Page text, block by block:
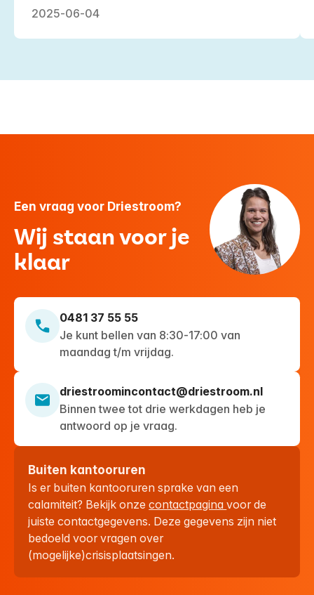
2025-06-04
Een vraag voor Driestroom?
Wij staan voor je
klaar
0481 37 55 55
Je kunt bellen van 8:30-17:00 van
maandag t/m vrijdag.
driestroomincontact@driestroom.nl
Binnen twee tot drie werkdagen heb je
antwoord op je vraag.
Buiten kantooruren
Is er buiten kantooruren sprake van een
calamiteit? Bekijk onzecontactpaginavoor de
juiste contactgegevens. Deze gegevens zijn niet
bedoeld voor vragen over
(mogelijke)crisisplaatsingen.